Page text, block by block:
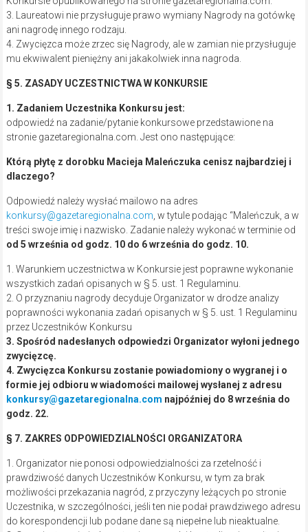
3. Laureatowi nie przysługuje prawo wymiany Nagrody na gotówkę
ani nagrodę innego rodzaju.
4. Zwycięzca może zrzec się Nagrody, ale w zamian nie przysługuje
mu ekwiwalent pieniężny ani jakakolwiek inna nagroda.
§ 5. ZASADY UCZESTNICTWA W KONKURSIE
1. Zadaniem Uczestnika Konkursu jest:
odpowiedź na zadanie/pytanie konkursowe przedstawione na
stronie gazetaregionalna.com. Jest ono następujące:
Którą płytę z dorobku Macieja Maleńczuka cenisz najbardziej i
dlaczego?
Odpowiedź należy wysłać mailowo na adres
konkursy@gazetaregionalna.com , w tytule podając “Maleńczuk, a w
treści swoje imię i nazwisko. Zadanie należy wykonać w terminie od
od 5 września od godz. 10 do 6 września do godz. 10.
1. Warunkiem uczestnictwa w Konkursie jest poprawne wykonanie
wszystkich zadań opisanych w § 5. ust. 1 Regulaminu.
2. O przyznaniu nagrody decyduje Organizator w drodze analizy
poprawności wykonania zadań opisanych w § 5. ust. 1 Regulaminu
przez Uczestników Konkursu
3. Spośród nadesłanych odpowiedzi Organizator wyłoni jednego
zwycięzcę.
4. Zwycięzca Konkursu zostanie powiadomiony o wygranej i o
formie jej odbioru w wiadomości mailowej wysłanej z adresu
konkursy@gazetaregionalna.com najpóźniej do 8 września do
godz. 22.
§ 7. ZAKRES ODPOWIEDZIALNOŚCI ORGANIZATORA
1. Organizator nie ponosi odpowiedzialności za rzetelność i
prawdziwość danych Uczestników Konkursu, w tym za brak
możliwości przekazania nagród, z przyczyny leżących po stronie
Uczestnika, w szczególności, jeśli ten nie podał prawdziwego adresu
do korespondencji lub podane dane są niepełne lub nieaktualne.